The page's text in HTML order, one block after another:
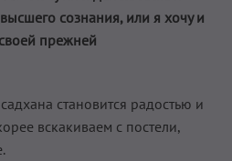
сознания, или я хочу и
прежней
становится радостью и
вскакиваем с постели,